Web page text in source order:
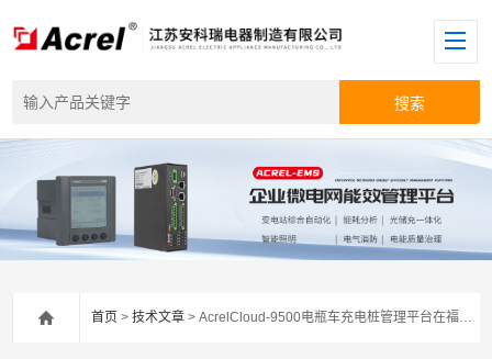
首页 >技术文章 > AcrelCloud-9500电瓶车充电桩管理平台在福建某学院的应用